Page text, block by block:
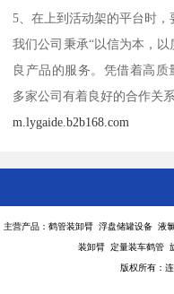
5、在上到活动架的平台时，
我们公司秉承“以信为本，
良产品的服务。凭借着高
多家公司有着良好的合作关系
m.lygaide.b2b168.com
主营产品：鹤管装卸臂 浮盘储罐设备 液
装卸臂 定量装车鹤管
版权所有：